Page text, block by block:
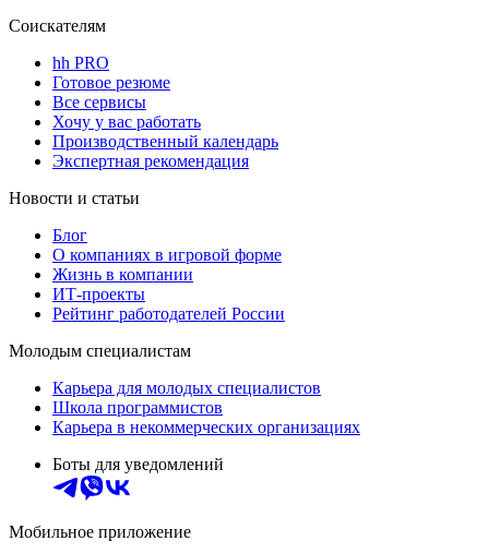
Соискателям
hh PRO
Готовое резюме
Все сервисы
Хочу у вас работать
Производственный календарь
Экспертная рекомендация
Новости и статьи
Блог
О компаниях в игровой форме
Жизнь в компании
ИТ-проекты
Рейтинг работодателей России
Молодым специалистам
Карьера для молодых специалистов
Школа программистов
Карьера в некоммерческих организациях
Боты для уведомлений
Мобильное приложение